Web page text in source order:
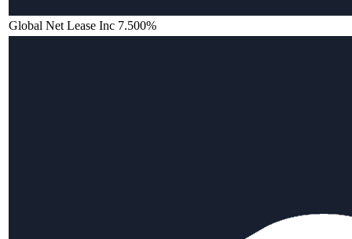
Global Net Lease Inc 7.500%